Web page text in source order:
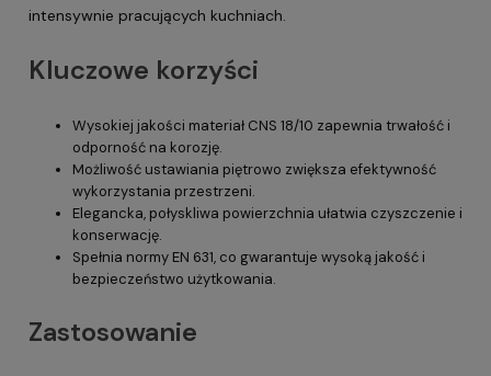
intensywnie pracujących kuchniach.
Kluczowe korzyści
Wysokiej jakości materiał CNS 18/10 zapewnia trwałość i
odporność na korozję.
Możliwość ustawiania piętrowo zwiększa efektywność
wykorzystania przestrzeni.
Elegancka, połyskliwa powierzchnia ułatwia czyszczenie i
konserwację.
Spełnia normy EN 631, co gwarantuje wysoką jakość i
bezpieczeństwo użytkowania.
Zastosowanie